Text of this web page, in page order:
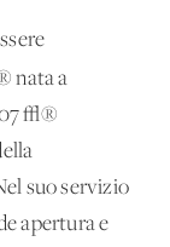
nata a
√®
suo servizio
apertura e